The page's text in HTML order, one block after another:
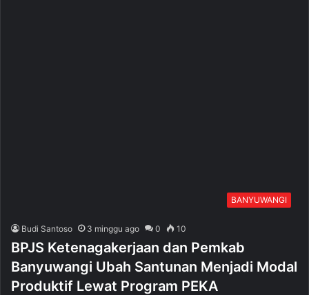
BANYUWANGI
Budi Santoso 3 minggu ago 0 10
BPJS Ketenagakerjaan dan Pemkab
Banyuwangi Ubah Santunan Menjadi Modal
Produktif Lewat Program PEKA